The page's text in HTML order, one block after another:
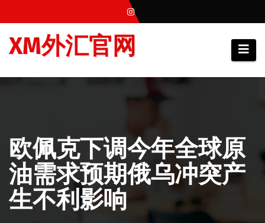
至
XM外汇官网
欧佩克下调今年全球原
油需求预期俄乌冲突产
生不利影响